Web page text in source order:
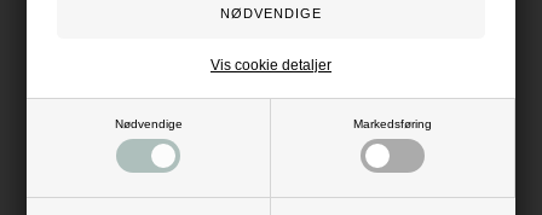
Nødvendige Markedsføring
Vis cookie detaljer